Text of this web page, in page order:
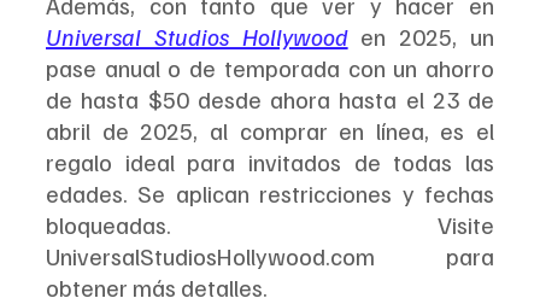
Universal Studios Hollywood en 2025, un
pase anual o de temporada con un ahorro
de hasta $50 desde ahora hasta el 23 de
abril de 2025, al comprar en línea, es el
regalo ideal para invitados de todas las
edades. Se aplican restricciones y fechas
bloqueadas. Visite
UniversalStudiosHollywood.com para
obtener más detalles.